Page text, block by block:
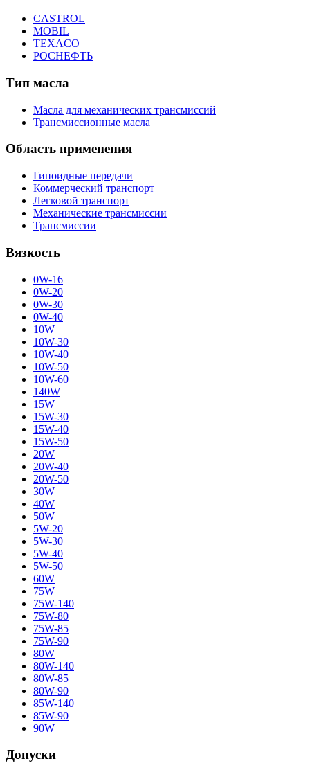
CASTROL
MOBIL
TEXACO
РОСНЕФТЬ
Тип масла
Масла для механических трансмиссий
Трансмиссионные масла
Область применения
Гипоидные передачи
Коммерческий транспорт
Легковой транспорт
Механические трансмиссии
Трансмиссии
Вязкость
0W-16
0W-20
0W-30
0W-40
10W
10W-30
10W-40
10W-50
10W-60
140W
15W
15W-30
15W-40
15W-50
20W
20W-40
20W-50
30W
40W
50W
5W-20
5W-30
5W-40
5W-50
60W
75W
75W-140
75W-80
75W-85
75W-90
80W
80W-140
80W-85
80W-90
85W-140
85W-90
90W
Допуски